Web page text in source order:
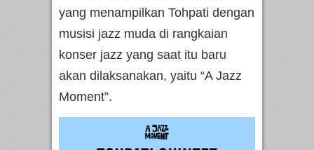
yang menampilkan Tohpati dengan
musisi jazz muda di rangkaian
konser jazz yang saat itu baru
akan dilaksanakan, yaitu “A Jazz
Moment”.